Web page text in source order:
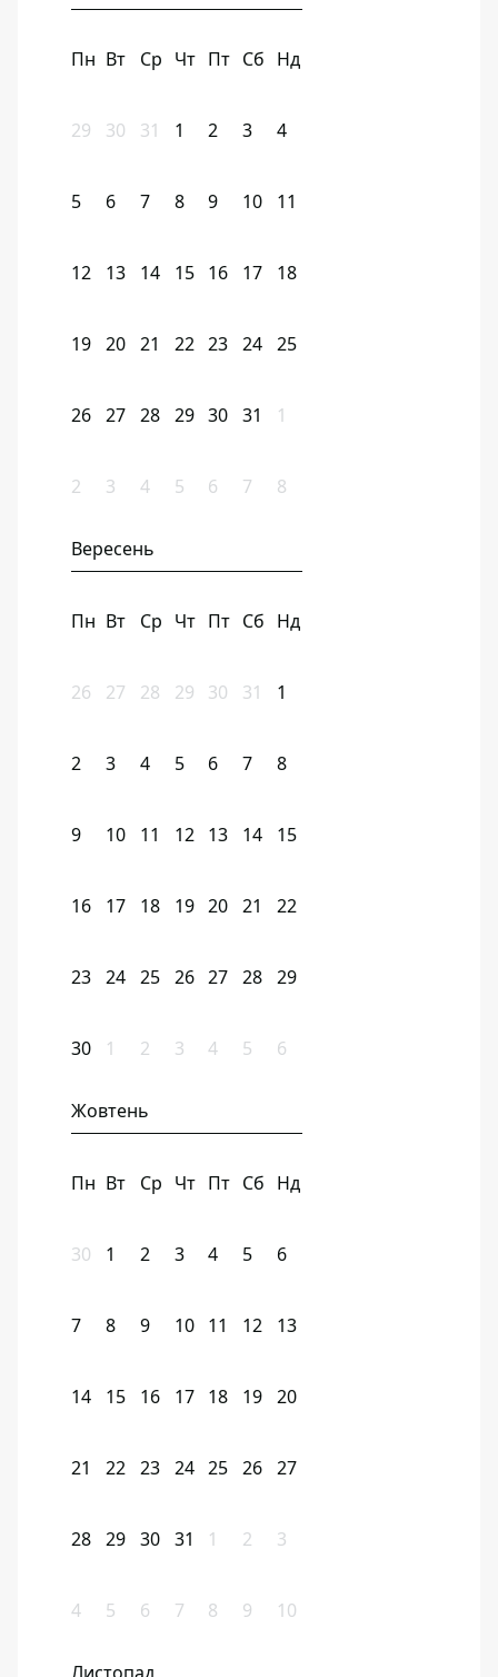
Пн Вт Ср Чт Пт Сб Нд
29 30 31 1 2 3 4
5 6 7 8 9 10 11
12 13 14 15 16 17 18
19 20 21 22 23 24 25
26 27 28 29 30 31 1
2 3 4 5 6 7 8
Вересень
Пн Вт Ср Чт Пт Сб Нд
26 27 28 29 30 31 1
2 3 4 5 6 7 8
9 10 11 12 13 14 15
16 17 18 19 20 21 22
23 24 25 26 27 28 29
30 1 2 3 4 5 6
Жовтень
Пн Вт Ср Чт Пт Сб Нд
30 1 2 3 4 5 6
7 8 9 10 11 12 13
14 15 16 17 18 19 20
21 22 23 24 25 26 27
28 29 30 31 1 2 3
4 5 6 7 8 9 10